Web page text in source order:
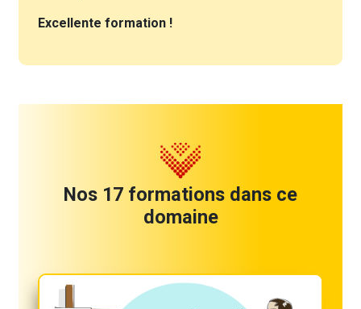
Excellente formation !
Nos 17 formations dans ce
domaine